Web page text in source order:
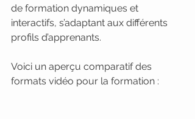
de formation dynamiques et
interactifs, s’adaptant aux différents
profils d’apprenants.
Voici un aperçu comparatif des
formats vidéo pour la formation :